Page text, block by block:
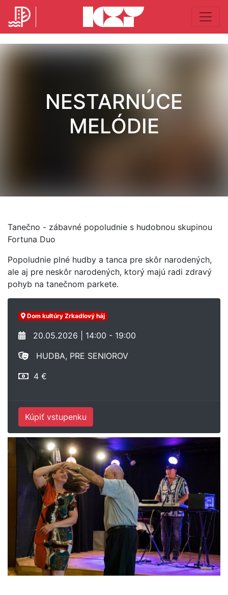
NESTARNÚCE
MELÓDIE
Tanečno - zábavné popoludnie s hudobnou skupinou
Fortuna Duo
Popoludnie plné hudby a tanca pre skôr narodených,
ale aj pre neskôr narodených, ktorý majú radi zdravý
pohyb na tanečnom parkete.
Dom kultúry Zrkadlový háj
20.05.2026 | 14:00 - 19:00
HUDBA, PRE SENIOROV
4 €
Kúpiť vstupenku